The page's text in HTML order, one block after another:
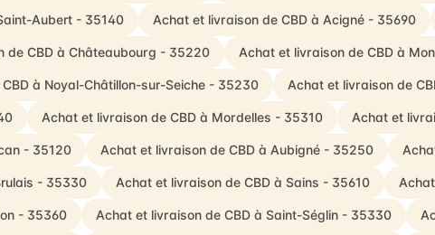
Aubert - 35140 Achat et livraison de CBD à Acigné - 35690
de CBD à Châteaubourg - 35220 Achat et livraison de CBD à
à Noyal-Châtillon-sur-Seiche - 35230 Achat et livraison de
Achat et livraison de CBD à Mordelles - 35310 Achat et
- 35120 Achat et livraison de CBD à Aubigné - 35250
- 35330 Achat et livraison de CBD à Sains - 35610
- 35360 Achat et livraison de CBD à Saint-Séglin - 35330